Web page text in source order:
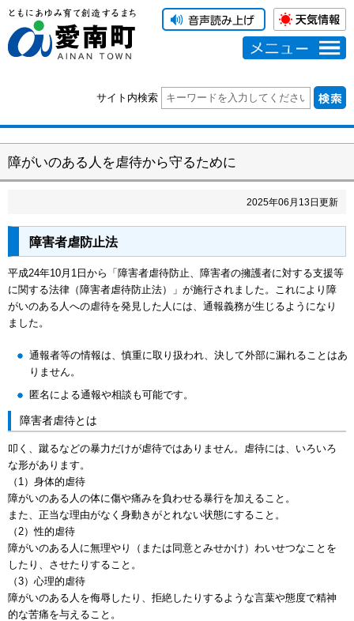
メニュー
サイト内検索
障がいのある人を虐待から守るために
2025年06 月 13日更新
障害者虐防止法
平成24年10月1日から「障害者虐待防止、障害者の擁護者に対する支援等
に関する法律（障害者虐待防止法）」が施行されました。これにより障
がいのある人への虐待を発見した人には、通報義務が生じるようになり
ました。
通報者等の情報は、慎重に取り扱われ、決して外部に漏れることはあ
りません。
匿名による通報や相談も可能です。
障害者虐待とは
叩く、蹴るなどの暴力だけが虐待ではありません。虐待には、いろいろ
な形があります。
（1）身体的虐待
障がいのある人の体に傷や痛みを負わせる暴行を加えること。
また、正当な理由がなく身動きがとれない状態にすること。
（2）性的虐待
障がいのある人に無理やり（または同意とみせかけ）わいせつなことを
したり、させたりすること。
（3）心理的虐待
障がいのある人を侮辱したり、拒絶したりするような言葉や態度で精神
的な苦痛を与えること。